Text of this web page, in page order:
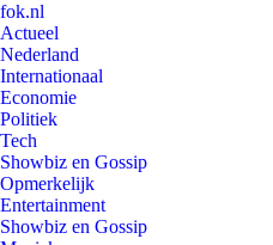
fok.nl
Actueel
Nederland
Internationaal
Economie
Politiek
Tech
Showbiz en Gossip
Opmerkelijk
Entertainment
Showbiz en Gossip